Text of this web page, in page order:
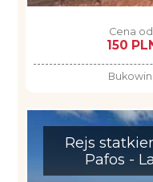
Cena
150
Rejs
Pafos -